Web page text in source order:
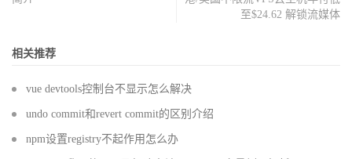
至$24.62 解锁流媒体
相关推荐
vue devtools控制台不显示怎么解决
undo commit和revert commit的区别介绍
npm设置registry不起作用怎么办